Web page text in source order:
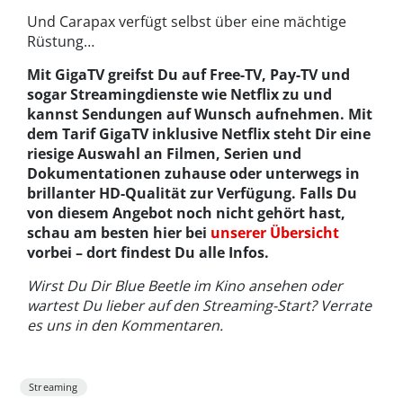
Und Carapax verfügt selbst über eine mächtige
Rüstung…
Mit GigaTV greifst Du auf Free-TV, Pay-TV und
sogar Streamingdienste wie Netflix zu und
kannst Sendungen auf Wunsch aufnehmen. Mit
dem Tarif GigaTV inklusive Netflix steht Dir eine
riesige Auswahl an Filmen, Serien und
Dokumentationen zuhause oder unterwegs in
brillanter HD-Qualität zur Verfügung. Falls Du
von diesem Angebot noch nicht gehört hast,
schau am besten hier bei unserer Übersicht
vorbei – dort findest Du alle Infos.
Wirst Du Dir Blue Beetle im Kino ansehen oder
wartest Du lieber auf den Streaming-Start? Verrate
es uns in den Kommentaren.
Streaming